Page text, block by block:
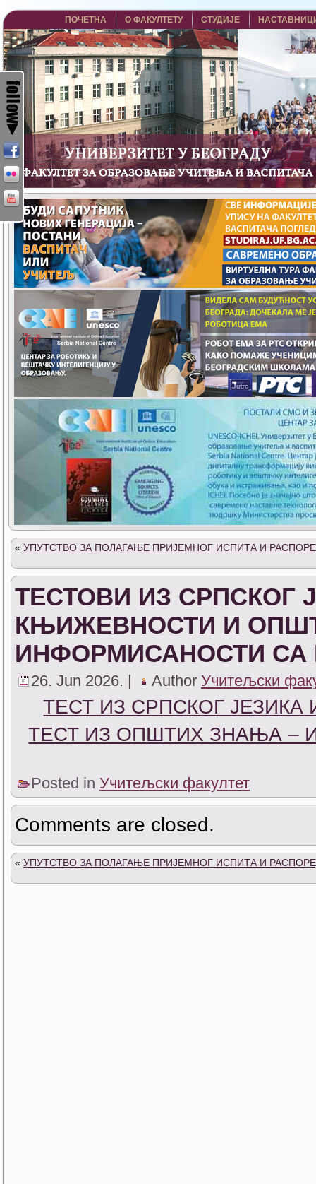
ПОЧЕТНА О ФАКУЛТЕТУ СТУДИЈЕ
« УПУТСТВО ЗА ПОЛАГАЊЕ ПРИЈЕМНОГ ИСПИТА И
ТЕСТОВИ ИЗ СРПСКОГ
КЊИЖЕВНОСТИ И
ИНФОРМИСАНОСТИ
26. Jun 2026. | Author Учитељски
ТЕСТ ИЗ СРПСКОГ
ТЕСТ ИЗ ОПШТИХ ЗНАЊА –
Posted in Учитељски факултет
Comments are closed.
« УПУТСТВО ЗА ПОЛАГАЊЕ ПРИЈЕМНОГ ИСПИТА И